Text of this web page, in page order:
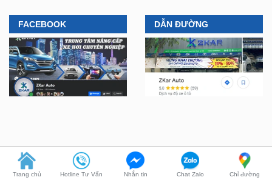
Trang chủ Hotline Tư Vấn Nhắn tin Chat Zalo Chỉ đường